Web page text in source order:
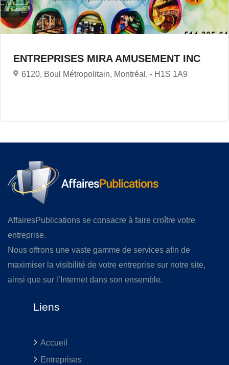
ENTREPRISES MIRA AMUSEMENT INC
6120, Boul Métropolitain, Montréal, - H1S 1A9
AffairesPublications se consacre à faire croître votre
entreprise.
Nous offrons une vaste gamme de services afin de
maximiser la visibilité de votre entreprise sur notre site,
ainsi que sur l’Internet dans son ensemble.
Liens
Accueil
Entreprises